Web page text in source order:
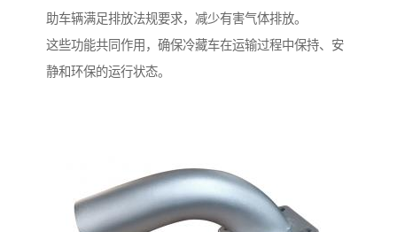
助车辆满足排放法规要求，减少有害气体排放。
这些功能共同作用，确保冷藏车在运输过程中保持、安
静和环保的运行状态。